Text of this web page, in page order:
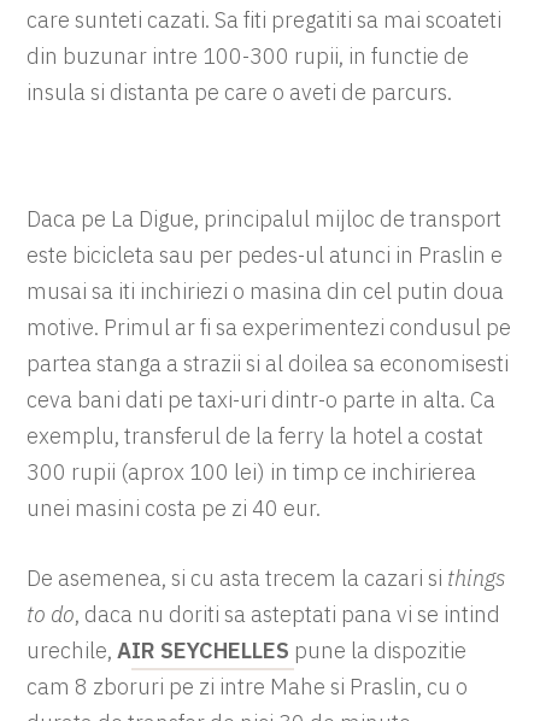
care sunteti cazati. Sa fiti pregatiti sa mai scoateti
din buzunar intre 100-300 rupii, in functie de
insula si distanta pe care o aveti de parcurs.
Daca pe La Digue, principalul mijloc de transport
este bicicleta sau per pedes-ul atunci in Praslin e
musai sa iti inchiriezi o masina din cel putin doua
motive. Primul ar fi sa experimentezi condusul pe
partea stanga a strazii si al doilea sa economisesti
ceva bani dati pe taxi-uri dintr-o parte in alta. Ca
exemplu, transferul de la ferry la hotel a costat
300 rupii (aprox 100 lei) in timp ce inchirierea
unei masini costa pe zi 40 eur.
De asemenea, si cu asta trecem la cazari si things
to do, daca nu doriti sa asteptati pana vi se intind
urechile,AIR SEYCHELLES pune la dispozitie
cam 8 zboruri pe zi intre Mahe si Praslin, cu o